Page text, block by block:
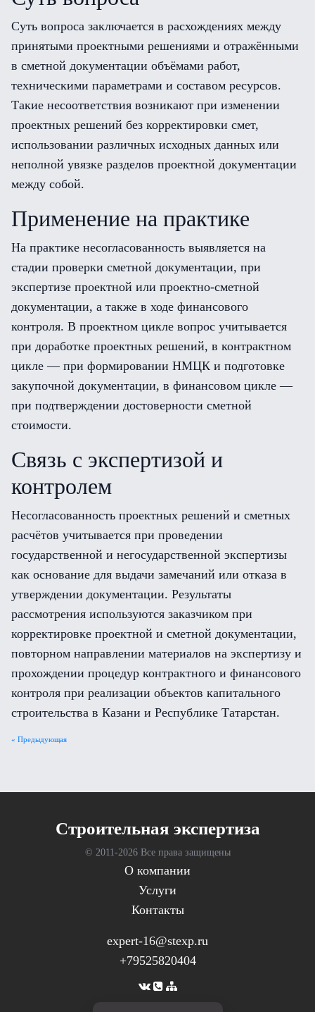
Суть вопроса заключается в расхождениях между
принятыми проектными решениями и отражёнными
в сметной документации объёмами работ,
техническими параметрами и составом ресурсов.
Такие несоответствия возникают при изменении
проектных решений без корректировки смет,
использовании различных исходных данных или
неполной увязке разделов проектной документации
между собой.
Применение на практике
На практике несогласованность выявляется на
стадии проверки сметной документации, при
экспертизе проектной или проектно-сметной
документации, а также в ходе финансового
контроля. В проектном цикле вопрос учитывается
при доработке проектных решений, в контрактном
цикле — при формировании НМЦК и подготовке
закупочной документации, в финансовом цикле —
при подтверждении достоверности сметной
стоимости.
Связь с экспертизой и
контролем
Несогласованность проектных решений и сметных
расчётов учитывается при проведении
государственной и негосударственной экспертизы
как основание для выдачи замечаний или отказа в
утверждении документации. Результаты
рассмотрения используются заказчиком при
корректировке проектной и сметной документации,
повторном направлении материалов на экспертизу и
прохождении процедур контрактного и финансового
контроля при реализации объектов капитального
строительства в Казани и Республике Татарстан.
« Предыдующая
Cтроительная экспертиза
© 2011-2026 Все права защищены
О компании
Услуги
Контакты
expert-16@stexp.ru
+79525820404